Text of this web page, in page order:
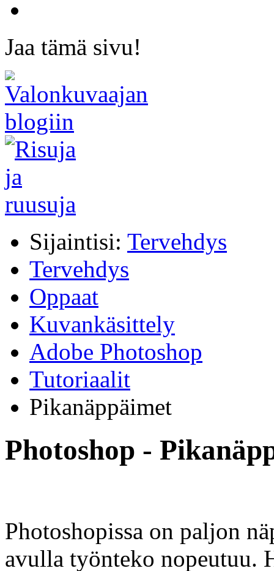
Jaa tämä sivu!
Sijaintisi: Tervehdys
Tervehdys
Oppaat
Kuvankäsittely
Adobe Photoshop
Tutoriaalit
Pikanäppäimet
Photoshop -
Photoshopissa on paljon
avulla työnteko nopeutuu.